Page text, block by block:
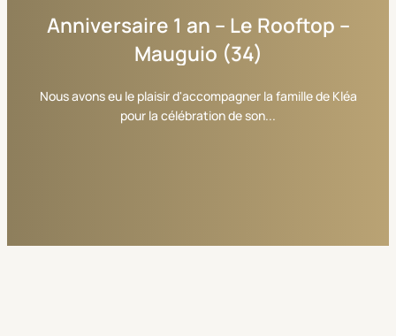
Anniversaire 1 an – Le Rooftop –
Mauguio (34)
Nous avons eu le plaisir d'accompagner la famille de Kléa
pour la célébration de son...